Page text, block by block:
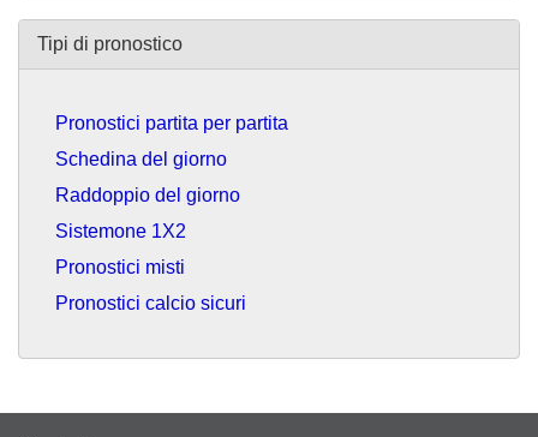
Tipi di pronostico
Pronostici partita per partita
Schedina del giorno
Raddoppio del giorno
Sistemone 1X2
Pronostici misti
Pronostici calcio sicuri